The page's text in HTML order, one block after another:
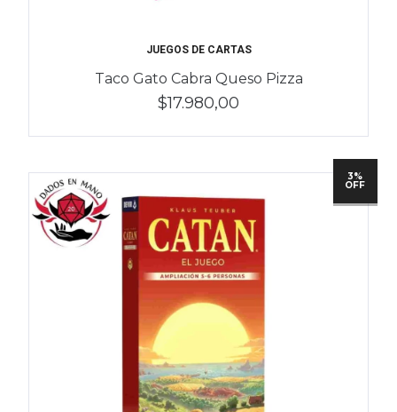
JUEGOS DE CARTAS
Taco Gato Cabra Queso Pizza
$17.980,00
3%
OFF